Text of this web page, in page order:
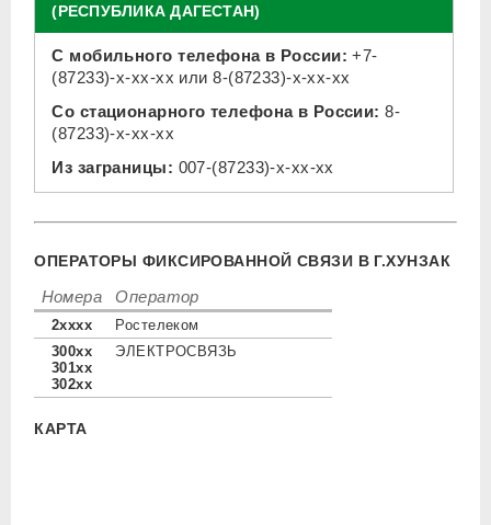
(РЕСПУБЛИКА ДАГЕСТАН)
С мобильного телефона в России: +7-
(87233)-x-xx-xx или8-(87233)-x-xx-xx
Со стационарного телефона в России: 8-
(87233)-x-xx-xx
Из заграницы: 007-(87233)-x-xx-xx
ОПЕРАТОРЫ ФИКСИРОВАННОЙ СВЯЗИ В Г.ХУНЗАК
Номера Оператор
2xxxx
Ростелеком
300xx
301xx
302xx
ЭЛЕКТРОСВЯЗЬ
КАРТА